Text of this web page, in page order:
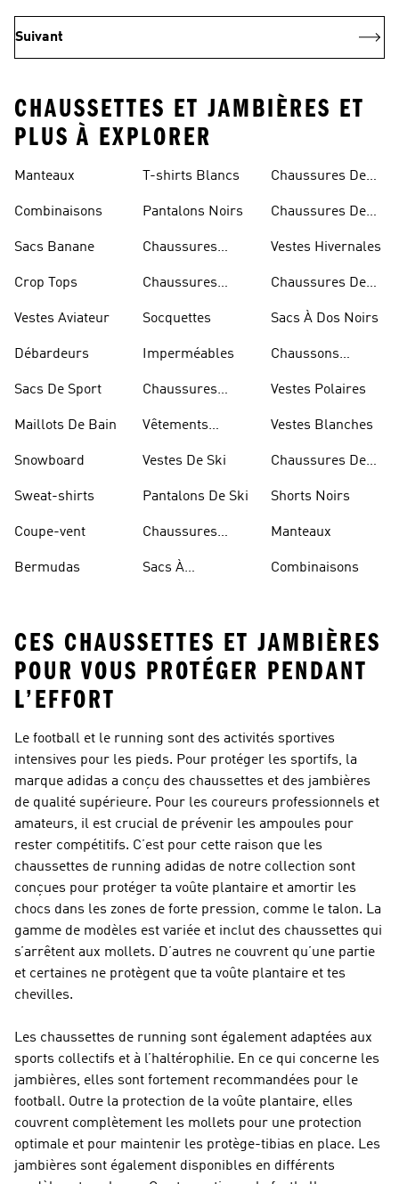
Suivant
CHAUSSETTES ET JAMBIÈRES ET
PLUS À EXPLORER
Manteaux
Combinaisons
Sacs Banane
Crop Tops
Vestes Aviateur
Débardeurs
Sacs De Sport
Maillots De Bain
Snowboard
Sweat-shirts
Coupe-vent
Bermudas
T-shirts Blancs
Pantalons Noirs
Chaussures
Chaussures
Socquettes
Imperméables
Chaussures
Vêtements
Vestes De Ski
Pantalons De Ski
Chaussures
Sacs À
Chaussures De
Chaussures De
Vestes Hivernales
Chaussures De
Sacs À Dos Noirs
Chaussons
Vestes Polaires
Vestes Blanches
Chaussures De
Shorts Noirs
Manteaux
Combinaisons
CES CHAUSSETTES ET JAMBIÈRES
POUR VOUS PROTÉGER PENDANT
L’EFFORT
Le football et le running sont des activités sportives
intensives pour les pieds. Pour protéger les sportifs, la
marque adidas a conçu des chaussettes et des jambières
de qualité supérieure. Pour les coureurs professionnels et
amateurs, il est crucial de prévenir les ampoules pour
rester compétitifs. C’est pour cette raison que les
chaussettes de running adidas de notre collection sont
conçues pour protéger ta voûte plantaire et amortir les
chocs dans les zones de forte pression, comme le talon. La
gamme de modèles est variée et inclut des chaussettes qui
s’arrêtent aux mollets. D’autres ne couvrent qu’une partie
et certaines ne protègent que ta voûte plantaire et tes
chevilles.
Les chaussettes de running sont également adaptées aux
sports collectifs et à l’haltérophilie. En ce qui concerne les
jambières, elles sont fortement recommandées pour le
football. Outre la protection de la voûte plantaire, elles
couvrent complètement les mollets pour une protection
optimale et pour maintenir les protège-tibias en place. Les
jambières sont également disponibles en différents